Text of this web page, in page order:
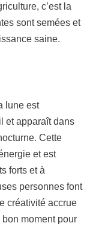
c’est la
sont semées et
saine.
lune est
et apparaît dans
Cette
et est
forts et à
personnes font
créativité accrue
moment pour